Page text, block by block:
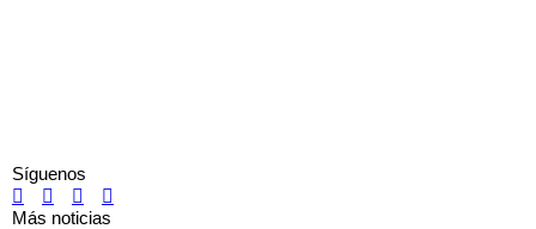
Síguenos
Más noticias